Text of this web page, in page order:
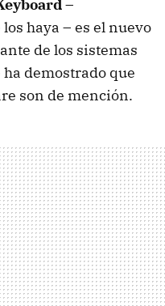
–
haya – es el nuevo
de los sistemas
demostrado que
son de mención.